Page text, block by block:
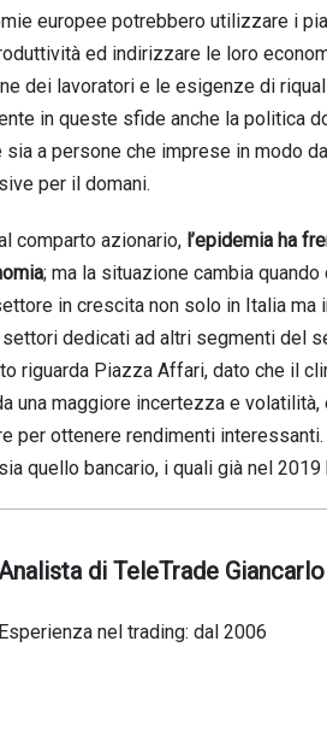
europee potrebbero utilizzare i
ed indirizzare le loro
dei lavoratori e le esigenze di
in queste sfide anche la politica
a persone che imprese in modo
per il domani.
comparto azionario, l’epidemia ha
; ma la situazione cambia
in crescita non solo in Italia
dedicati ad altri segmenti del
riguarda Piazza Affari, dato che il
una maggiore incertezza e
per ottenere rendimenti
quello bancario, i quali già nel
di TeleTrade
Esperienza nel trading: dal 2006